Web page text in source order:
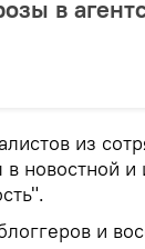
в
из
новостной
и